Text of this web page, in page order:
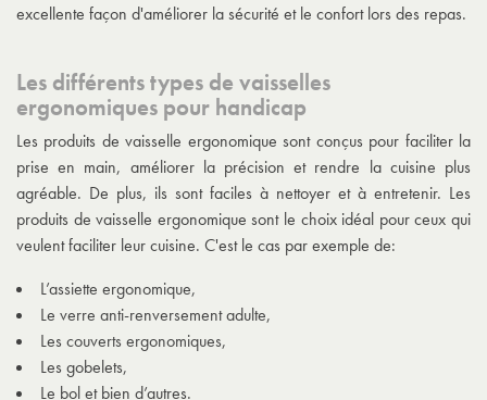
excellente façon d'améliorer la sécurité et le confort lors des repas.
Les différents types de vaisselles
ergonomiques pour handicap
Les produits de vaisselle ergonomique sont conçus pour faciliter la
prise en main, améliorer la précision et rendre la cuisine plus
agréable. De plus, ils sont faciles à nettoyer et à entretenir. Les
produits de vaisselle ergonomique sont le choix idéal pour ceux qui
veulent faciliter leur cuisine. C'est le cas par exemple de:
L’assiette ergonomique,
Le verre anti-renversement adulte,
Les couverts ergonomiques,
Les gobelets,
Le bol et bien d’autres.